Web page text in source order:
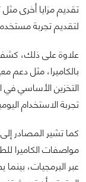
تقديم مزايا أخرى
لتقديم تجربة
علاوة على ذلك،
التخزين الأساسي في
تجربة الاستخدام
كما تشير المصادر